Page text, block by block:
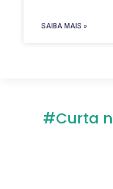
SAIBA MAIS »
#Curta